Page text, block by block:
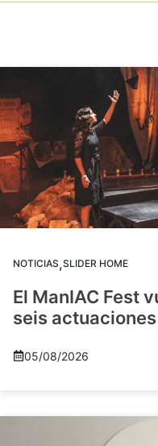
NOTICIAS,SLIDER HOME
El ManIAC Fest
seis
05/08/2026